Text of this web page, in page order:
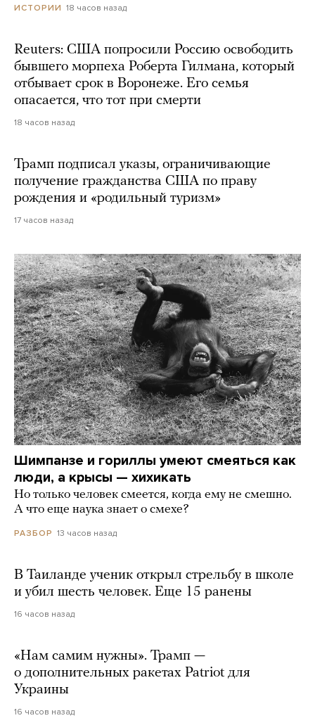
ИСТОРИИ 18 часов назад
Reuters: США попросили Россию освободить
бывшего морпеха Роберта Гилмана, который
отбывает срок в Воронеже. Его семья
опасается, что тот при смерти
18 часов назад
Трамп подписал указы, ограничивающие
получение гражданства США по праву
рождения и «родильный туризм»
17 часов назад
Шимпанзе и гориллы умеют смеяться как
люди, а крысы — хихикать
Но только человек смеется, когда ему не смешно.
А что еще наука знает о смехе?
РАЗБОР 13 часов назад
В Таиланде ученик открыл стрельбу в школе
и убил шесть человек. Еще 15 ранены
16 часов назад
«Нам самим нужны». Трамп —
о дополнительных ракетах Patriot для
Украины
16 часов назад